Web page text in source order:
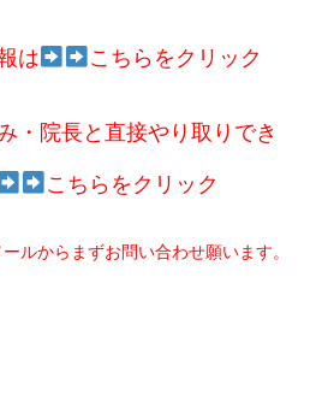
は こちらをクリック
・院長と直接やり取りでき
こちらをクリック
ルからまずお問い合わせ願います。